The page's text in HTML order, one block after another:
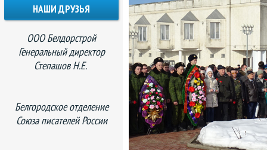
НАШИ ДРУЗЬЯ
ООО Белдорстрой
Генеральный директор
Степашов Н.Е.
Белгородское отделение
Союза писателей России